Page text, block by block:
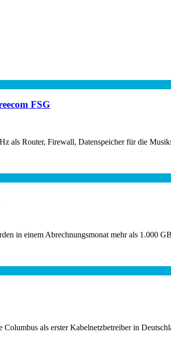
FSG
als Router, Firewall, Datenspeicher für die
in einem Abrechnungsmonat mehr als 1.000
als erster Kabelnetzbetreiber in